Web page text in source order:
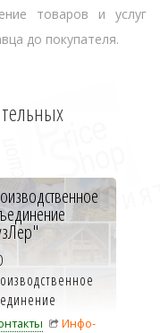
товаров и услуг
до покупателя.
является
Инфо-